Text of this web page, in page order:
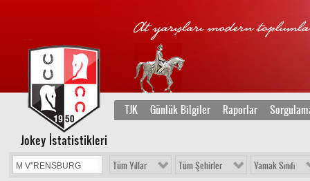
TJK Günlük Bilgiler Raporlar
Jokey İstatistikleri
Tüm Yıllar Tüm Şehirler Yamak Sınıfı